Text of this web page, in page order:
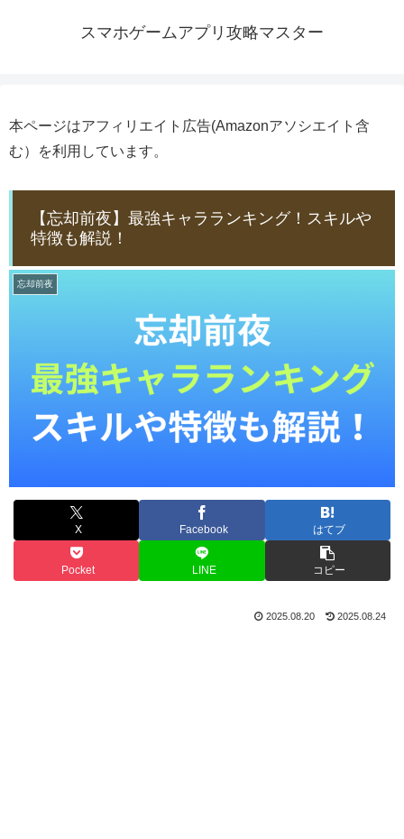
スマホゲームアプリ攻略マスター
本ページはアフィリエイト広告(Amazonアソシエイト含
む）を利用しています。
【忘却前夜】最強キャラランキング！スキルや
特徴も解説！
忘却前夜
X Facebook はてブ
Pocket LINE コピー
2025.08.20 2025.08.24